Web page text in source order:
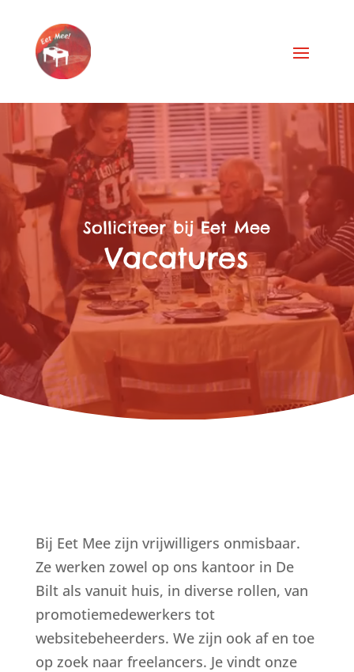
Videospeler
Solliciteer bij Eet Mee
Vacatures
Bij Eet Mee zijn vrijwilligers onmisbaar.
Ze werken zowel op ons kantoor in De
Bilt als vanuit huis, in diverse rollen, van
promotiemedewerkers tot
websitebeheerders. We zijn ook af en toe
op zoek naar freelancers. Je vindt onze